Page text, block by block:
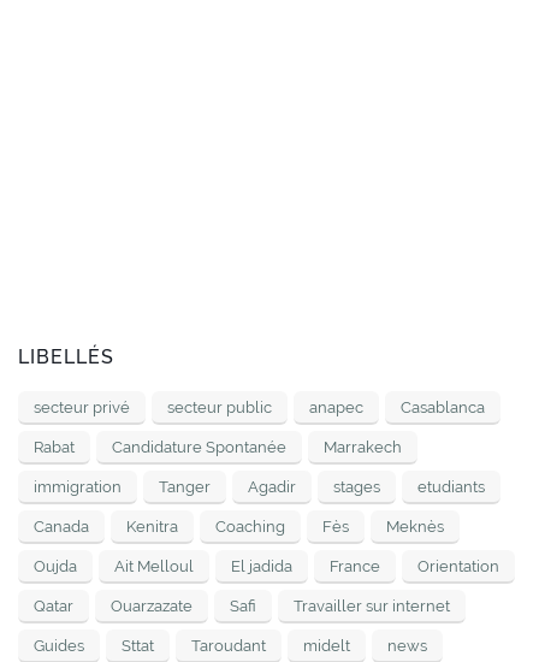
LIBELLÉS
secteur privé secteur public anapec Casablanca
Rabat Candidature Spontanée Marrakech
immigration Tanger Agadir stages etudiants
Canada Kenitra Coaching Fès Meknès
Oujda Ait Melloul El jadida France Orientation
Qatar Ouarzazate Safi Travailler sur internet
Guides Sttat Taroudant midelt news